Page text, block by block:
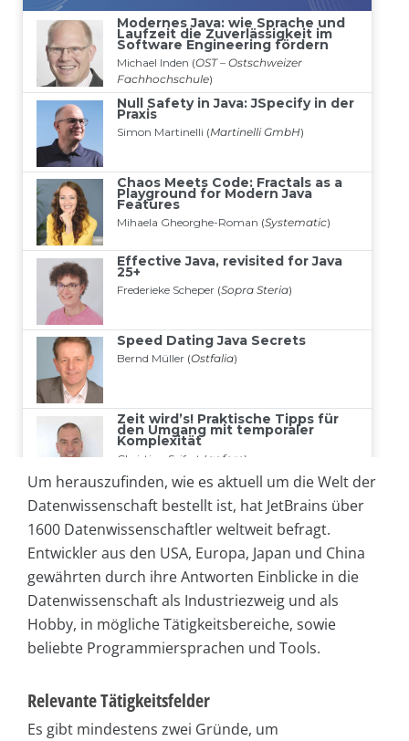
Um herauszufinden, wie es aktuell um die Welt der
Datenwissenschaft bestellt ist, hat JetBrains über
1600 Datenwissenschaftler weltweit befragt.
Entwickler aus den USA, Europa, Japan und China
gewährten durch ihre Antworten Einblicke in die
Datenwissenschaft als Industriezweig und als
Hobby, in mögliche Tätigkeitsbereiche, sowie
beliebte Programmiersprachen und Tools.
Relevante Tätigkeitsfelder
Es gibt mindestens zwei Gründe, um